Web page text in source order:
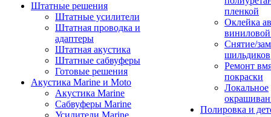
Штатные решения
Штатные усилители
Штатная проводка и
адаптеры
Штатная акустика
Штатные сабвуферы
Готовые решения
Акустика Marine и Moto
Акустика Marine
Сабвуферы Marine
Усилители Marine
пленкой
Оклейка
Снятие/
шильдиков
Ремонт
покраски
Локальное
Полировка и